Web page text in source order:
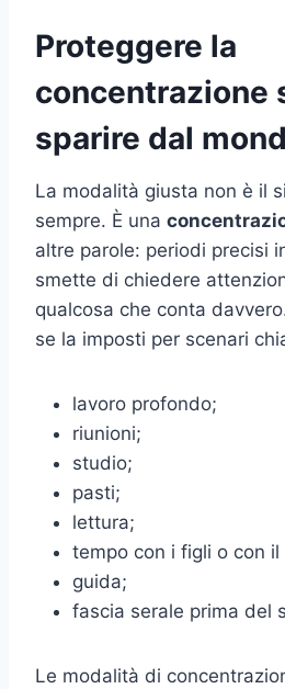
Proteggere la
concentrazione
sparire dal
La modalità giusta non è il
sempre. È una
altre parole: periodi precisi
smette di chiedere
qualcosa che conta
se la imposti per scenari
lavoro profondo;
riunioni;
studio;
pasti;
lettura;
tempo con i figli o con il
guida;
fascia serale prima del
Le modalità di